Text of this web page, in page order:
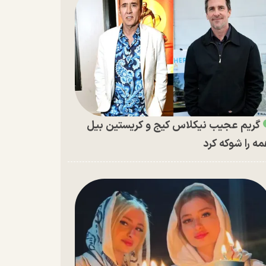
گریم عجیب نیکلاس کیج و کریستین بیل
را شوکه کرد